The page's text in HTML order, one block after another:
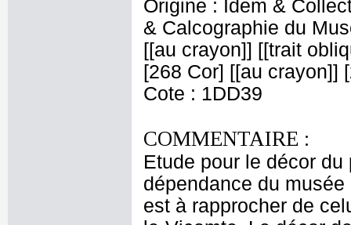
Origine : Idem &
& Calcographie du
[[au crayon]] [[trait
[268 Cor] [[au crayon]]
Cote : 1DD39
COMMENTAIRE :
Etude pour le décor
dépendance du
est à rapprocher de